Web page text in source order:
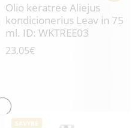
Olio keratree Aliejus
kondicionerius Leav in 75
ml. ID: WKTREE03
23.05€
SAVYBĖ